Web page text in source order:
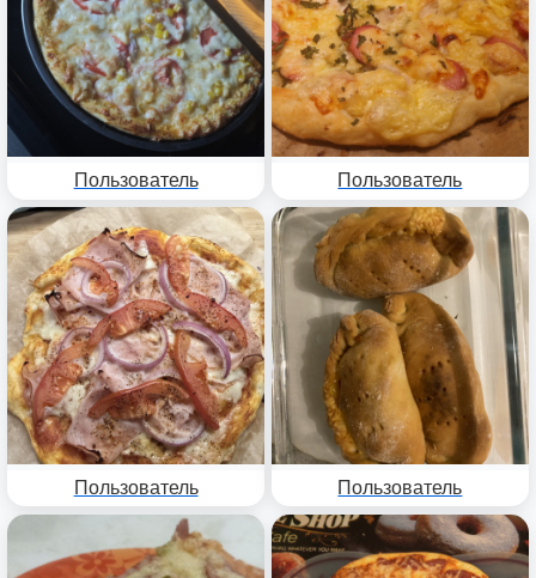
Пользователь Пользователь
Пользователь Пользователь